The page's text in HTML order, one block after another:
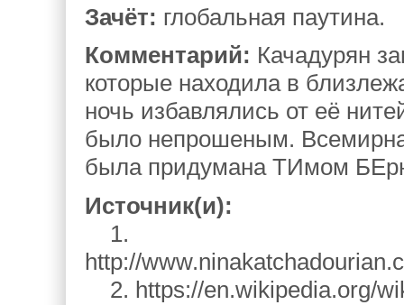
Зачёт: глобальная паутина.
Комментарий: Качадурян
которые находила в
ночь избавлялись от её
было непрошеным.
была придумана ТИмом
Источник(и):
1.
http://
2. https://en.wikipedia.org/